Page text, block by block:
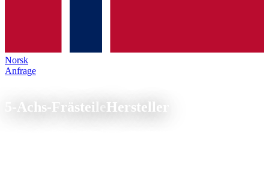
Norsk
Anfrage
5-Achs-Frästeile Hersteller